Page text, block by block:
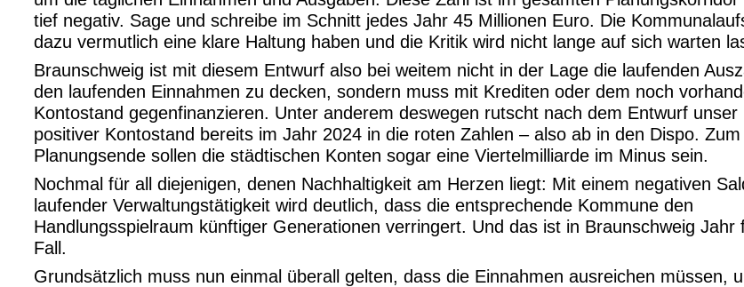
tief negativ. Sage und schreibe im Schnitt jedes Jahr 45 Millionen Euro. Die
dazu vermutlich eine klare Haltung haben und die Kritik wird nicht lange auf sich warten
Braunschweig ist mit diesem Entwurf also bei weitem nicht in der Lage die laufenden
den laufenden Einnahmen zu decken, sondern muss mit Krediten oder dem noch
Kontostand gegenfinanzieren. Unter anderem deswegen rutscht nach dem Entwurf unser
positiver Kontostand bereits im Jahr 2024 in die roten Zahlen – also ab in den Dispo. Zum
Planungsende sollen die städtischen Konten sogar eine Viertelmilliarde im Minus sein.
Nochmal für all diejenigen, denen Nachhaltigkeit am Herzen liegt: Mit einem negativen
laufender Verwaltungstätigkeit wird deutlich, dass die entsprechende Kommune den
Handlungsspielraum künftiger Generationen verringert. Und das ist in Braunschweig Jahr
Fall.
Grundsätzlich muss nun einmal überall gelten, dass die Einnahmen ausreichen müssen,